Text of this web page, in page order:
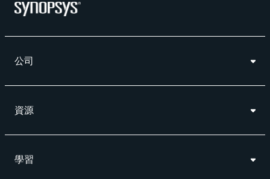
公司
資源
學習